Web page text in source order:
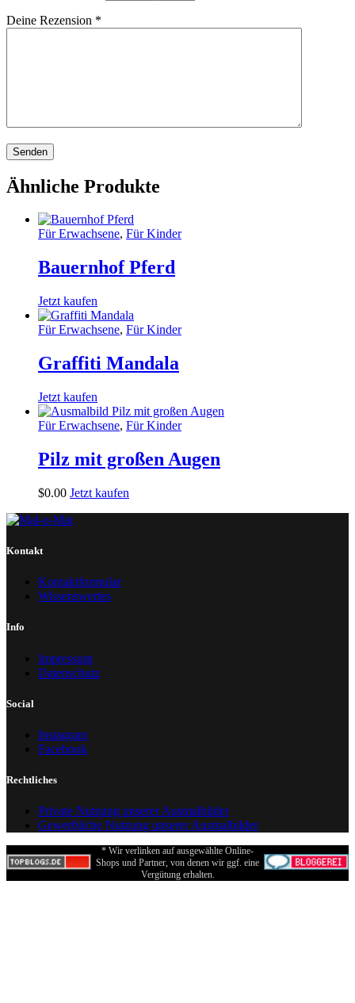
Deine Rezension *
Ähnliche Produkte
Für Erwachsene, Für Kinder
Bauernhof Pferd
Jetzt kaufen
Für Erwachsene, Für Kinder
Graffiti Mandala
Jetzt kaufen
Für Erwachsene, Für Kinder
Pilz mit großen Augen
$0.00 Jetzt kaufen
Kontakt
Kontaktformular
Wissenswertes
Info
Impressum
Datenschutz
Social
Instagram
Facebook
Rechtliches
Private Nutzung unserer Ausmalbilder
Gewerbliche Nutzung unserer Ausmalbilder
* Wir verlinken auf ausgewählte Online-
Shops und Partner, von denen wir ggf. eine
Vergütung erhalten.